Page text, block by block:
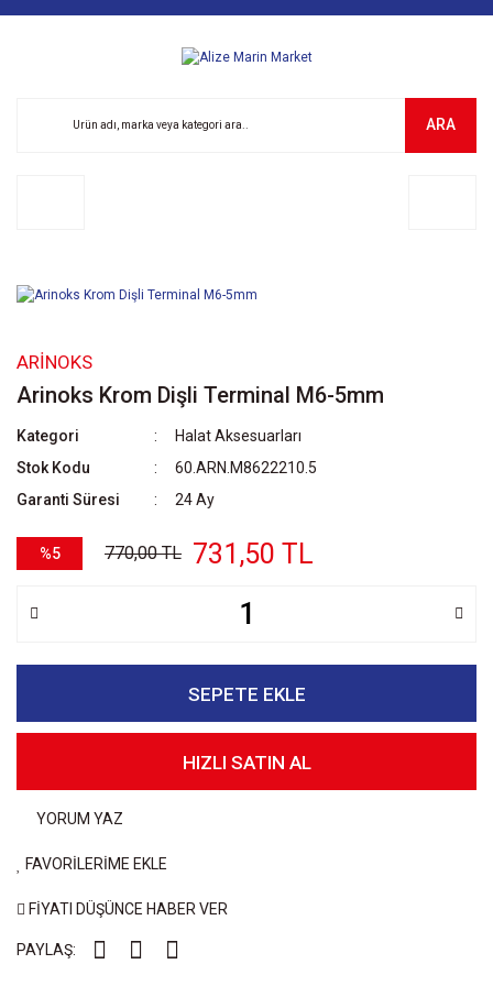
ARA
ARINOKS
Arinoks Krom Dişli Terminal M6-5mm
Kategori
Halat Aksesuarları
Stok Kodu
60.ARN.M8622210.5
Garanti Süresi
24 Ay
%5 770,00 TL 731,50 TL
SEPETE EKLE
HIZLI SATIN AL
YORUM YAZ
FAVORİLERİME EKLE
FİYATI DÜŞÜNCE HABER VER
PAYLAŞ: